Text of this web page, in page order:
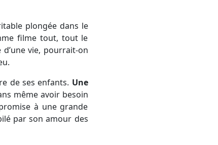
plongée dans le
filme tout, tout le
vie, pourrait-on
de ses enfants. Une
même avoir besoin
à une grande
par son amour des